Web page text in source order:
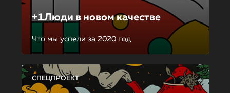
+1Люди в новом качестве
Что мы успели за 2020 год
СПЕЦПРОЕКТ